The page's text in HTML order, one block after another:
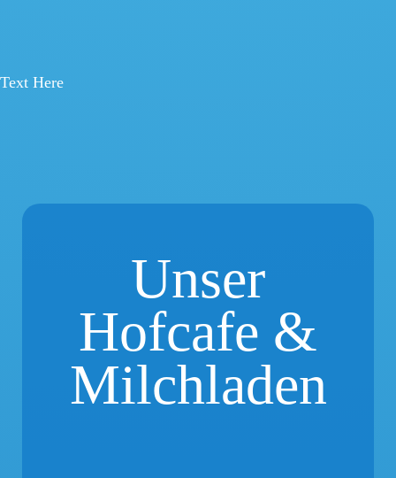
Text Here
Unser
Hofcafe &
Milchladen